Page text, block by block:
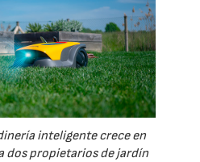
inteligente crece en
dos propietarios de jardín